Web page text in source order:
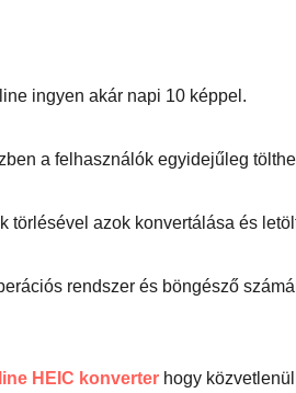
ingyen akár napi 10 képpel.
a felhasználók egyidejűleg
azok konvertálása és
rendszer és böngésző
HEIC konverter hogy